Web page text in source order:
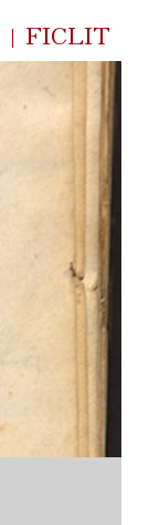
FICLIT